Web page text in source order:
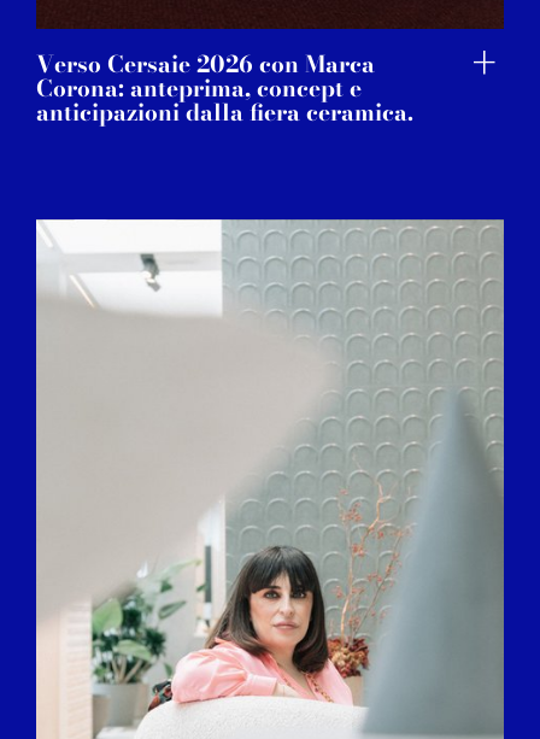
Verso Cersaie 2026 con Marca
Corona: anteprima, concept e
anticipazioni dalla fiera ceramica.